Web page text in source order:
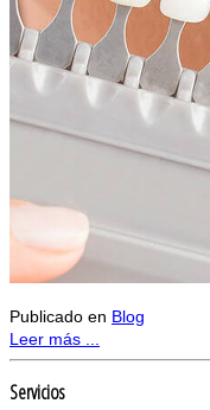
Publicado en Blog
Leer más ...
Servicios